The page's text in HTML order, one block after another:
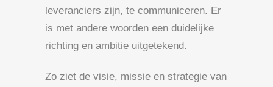
leveranciers zijn, te communiceren. Er
is met andere woorden een duidelijke
richting en ambitie uitgetekend.
Zo ziet de visie, missie en strategie van